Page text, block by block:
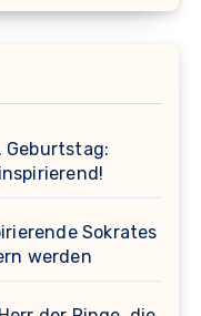
Geburtstag:
Sokrates
werden